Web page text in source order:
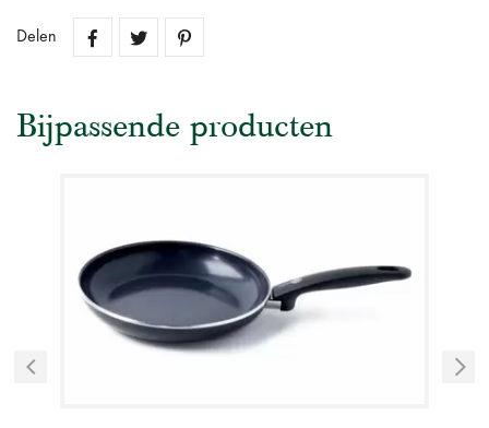
Delen
Bijpassende producten